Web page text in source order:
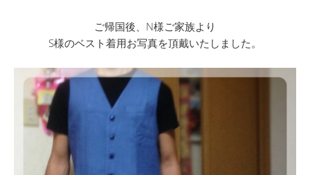
ご帰国後、N様ご家族より
S様のベスト着用お写真を頂戴いたしました。